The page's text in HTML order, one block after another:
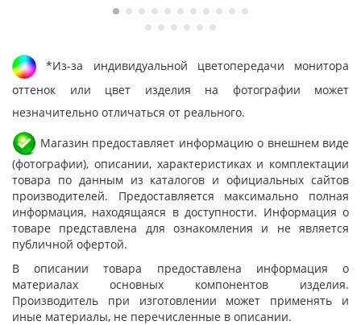
*Из-за индивидуальной цветопередачи монитора
оттенок или цвет изделия на фотографии может
незначительно отличаться от реального.
Магазин предоставляет информацию о внешнем виде
(фотографии), описании, характеристиках и комплектации
товара по данным из каталогов и официальных сайтов
производителей. Предоставляется максимально полная
информация, находящаяся в доступности. Информация о
товаре представлена для ознакомления и не является
публичной офертой.
В описании товара предоставлена информация о
материалах основных компонентов изделия.
Производитель при изготовлении может применять и
иные материалы, не перечисленные в описании.